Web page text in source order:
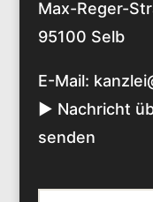
Max-Reger-
95100 Selb
E-Mail:
► Nachricht
senden